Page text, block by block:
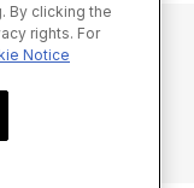
Inc.
By clicking the
rights. For
Notice